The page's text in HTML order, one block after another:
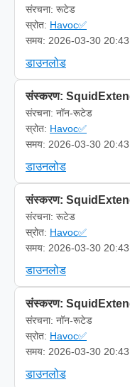
संरचना: रूटेड
स्रोत: Havoc✅
समय: 2026-03-30
डाउनलोड
संस्करण:
संरचना: नॉन-रूटेड
स्रोत: Havoc✅
समय: 2026-03-30
डाउनलोड
संस्करण:
संरचना: रूटेड
स्रोत: Havoc✅
समय: 2026-03-30
डाउनलोड
संस्करण:
संरचना: नॉन-रूटेड
स्रोत: Havoc✅
समय: 2026-03-30
डाउनलोड